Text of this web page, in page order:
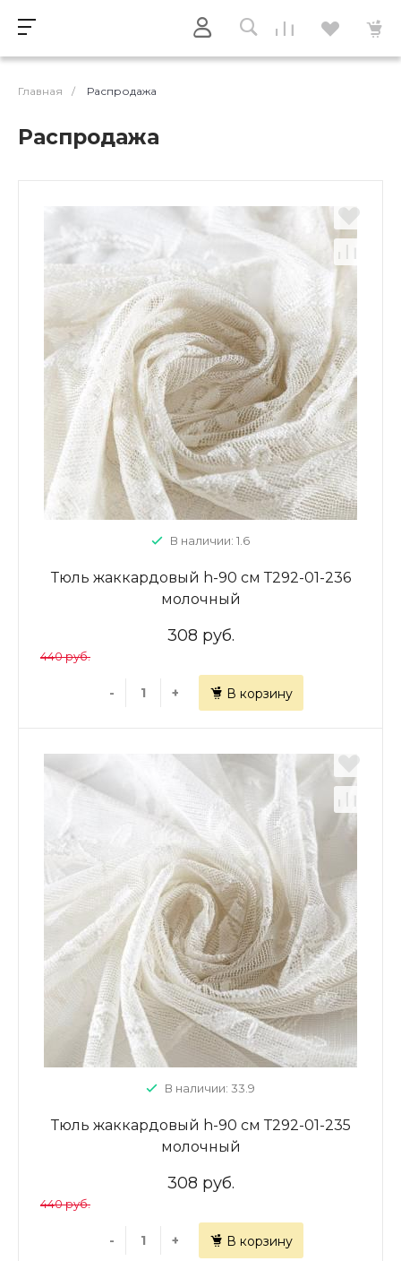
Главная / Распродажа
Распродажа
В наличии: 1.6
Тюль жаккардовый h-90 см Т292-01-236
молочный
308 руб.
440 руб.
- + В корзину
В наличии: 33.9
Тюль жаккардовый h-90 см Т292-01-235
молочный
308 руб.
440 руб.
- + В корзину